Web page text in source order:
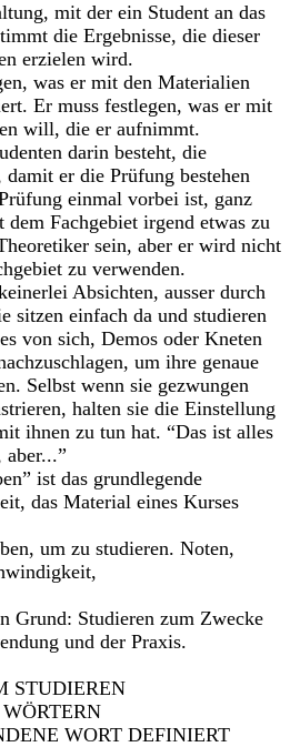
mit der ein Student an das
die Ergebnisse, die dieser
erzielen wird.
was er mit den Materialien
Er muss festlegen, was er mit
will, die er aufnimmt.
darin besteht, die
er die Prüfung bestehen
einmal vorbei ist, ganz
Fachgebiet irgend etwas zu
sein, aber er wird nicht
zu verwenden.
Absichten, ausser durch
sitzen einfach da und studieren
von sich, Demos oder Kneten
um ihre genaue
Selbst wenn sie gezwungen
halten sie die Einstellung
ihnen zu tun hat. “Das ist alles
aber...”
ist das grundlegende
das Material eines Kurses
um zu studieren. Noten,
Grund: Studieren zum Zwecke
und der Praxis.
STUDIEREN
WORT DEFINIERT